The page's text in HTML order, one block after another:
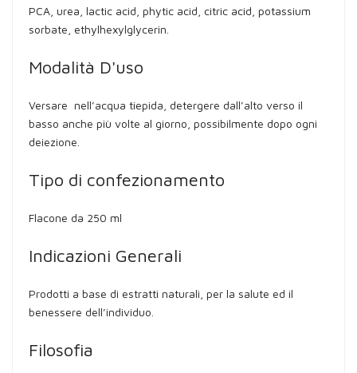
PCA, urea, lactic acid, phytic acid, citric acid, potassium
sorbate, ethylhexylglycerin.
Modalità D'uso
Versare nell’acqua tiepida, detergere dall’alto verso il
basso anche più volte al giorno, possibilmente dopo ogni
deiezione.
Tipo di confezionamento
Flacone da 250 ml
Indicazioni Generali
Prodotti a base di estratti naturali, per la salute ed il
benessere dell’individuo.
Filosofia